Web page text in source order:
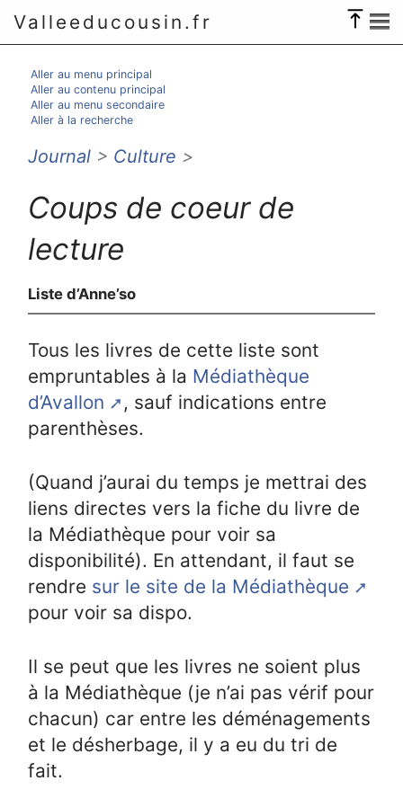
Valleeducousin.fr
Aller au menu principal
Aller au contenu principal
Aller au menu secondaire
Aller à la recherche
Journal > Culture >
Coups de coeur de
lecture
Liste d’Anne’so
Tous les livres de cette liste sont
empruntables à la Médiathèque
d’Avallon
, sauf indications entre
parenthèses.
(Quand j’aurai du temps je mettrai des
liens directes vers la fiche du livre de
la Médiathèque pour voir sa
disponibilité). En attendant, il faut se
rendre sur le site de la Médiathèque
pour voir sa dispo.
Il se peut que les livres ne soient plus
à la Médiathèque (je n’ai pas vérif pour
chacun) car entre les déménagements
et le désherbage, il y a eu du tri de
fait.